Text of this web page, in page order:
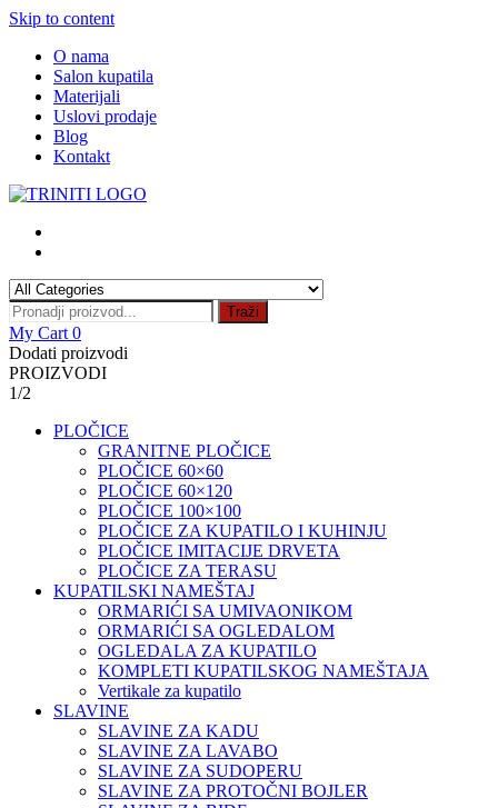
Skip to content
O nama
Salon kupatila
Materijali
Uslovi prodaje
Blog
Kontakt
Traži
My Cart 0
Dodati proizvodi
PROIZVODI
1/2
PLOČICE
GRANITNE PLOČICE
PLOČICE 60×60
PLOČICE 60×120
PLOČICE 100×100
PLOČICE ZA KUPATILO I KUHINJU
PLOČICE IMITACIJE DRVETA
PLOČICE ZA TERASU
KUPATILSKI NAMEŠTAJ
ORMARIĆI SA UMIVAONIKOM
ORMARIĆI SA OGLEDALOM
OGLEDALA ZA KUPATILO
KOMPLETI KUPATILSKOG NAMEŠTAJA
Vertikale za kupatilo
SLAVINE
SLAVINE ZA KADU
SLAVINE ZA LAVABO
SLAVINE ZA SUDOPERU
SLAVINE ZA PROTOČNI BOJLER